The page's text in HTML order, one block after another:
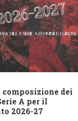
composizione dei
A per il
2026-27